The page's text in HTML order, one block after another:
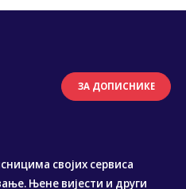
ЗА ДОПИСНИКЕ
својих сервиса
Њене вијести и други